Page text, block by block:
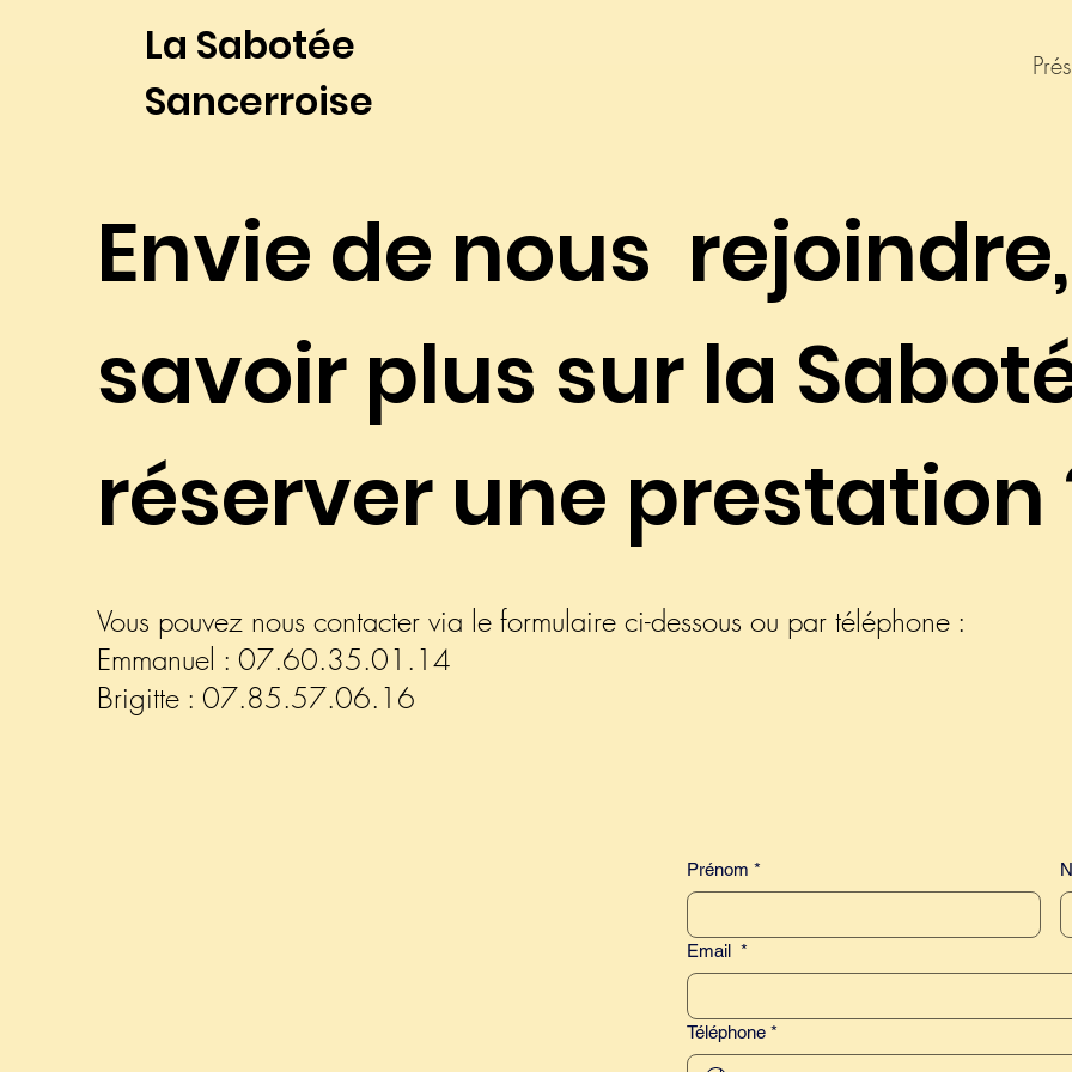
La Sabotée
Sancerroise
Envie de nous
savoir plus sur la
réserver une prestation
Vous pouvez nous contacter via le formulaire ci-dessous ou par téléphone :
Emmanuel : 07.60.35.01.14
Brigitte : 07.85.57.06.16
Prénom *
Email *
Téléphone *